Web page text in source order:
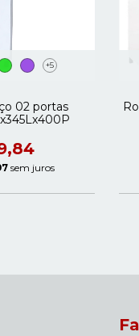
+5
02 portas
sem juros